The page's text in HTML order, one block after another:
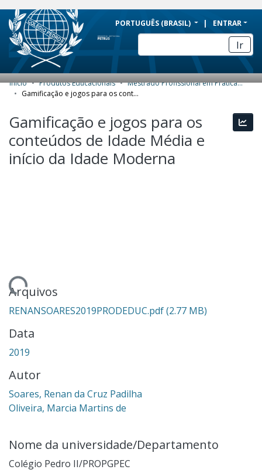
BRAZIL
Simplifique!
Comunica BR
Participe
Acesso à informação
Canais
PORTUGUÊS (BRASIL) ENTRAR
Ir
COMUNIDADES E COLEÇÕES
NAVEGAR
ESTATÍSTICAS
SOBRE
Início Produtos Educacionais
Mestrado Profissional em Práticas de Educação Básica (MPPEB) - Produtos Educacionais
Gamificação e jogos para os conteúdos de Idade Média e início da Idade Moderna
Gamificação e jogos para os
conteúdos de Idade Média e
início da Idade Moderna
Arquivos
RENANSOARES2019PRODEDUC.pdf(2.77 MB)
Data
2019
Autor
Soares, Renan da Cruz Padilha
Oliveira, Marcia Martins de
Nome da universidade/Departamento
Colégio Pedro II/PROPGPEC